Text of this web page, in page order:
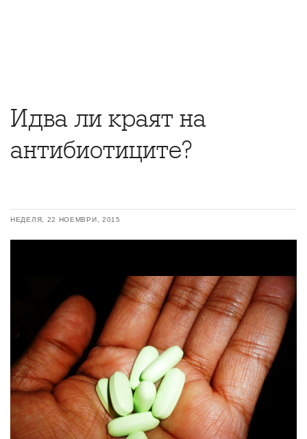
Идва ли краят на
антибиотиците?
НЕДЕЛЯ, 22 НОЕМВРИ, 2015